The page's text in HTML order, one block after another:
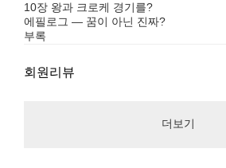
10장 왕과 크로케 경기를?
에필로그 ― 꿈이 아닌 진짜?
부록
회원리뷰
더보기